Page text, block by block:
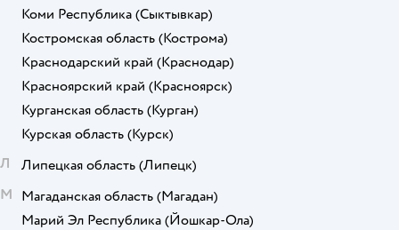
Коми Республика (Сыктывкар)
Костромская область (Кострома)
Краснодарский край (Краснодар)
Красноярский край (Красноярск)
Курганская область (Курган)
Курская область (Курск)
Л
Липецкая область (Липецк)
М Магаданская область (Магадан)
Марий Эл Республика (Йошкар-Ола)